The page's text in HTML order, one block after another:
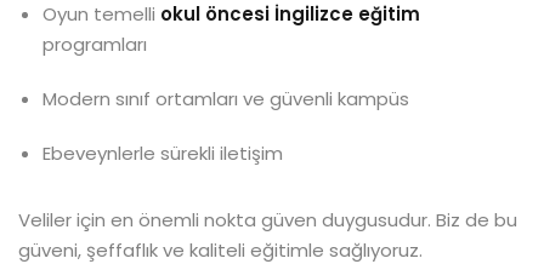
Oyun temelli okul öncesi İngilizce eğitim
programları
Modern sınıf ortamları ve güvenli kampüs
Ebeveynlerle sürekli iletişim
Veliler için en önemli nokta güven duygusudur. Biz de bu
güveni, şeffaflık ve kaliteli eğitimle sağlıyoruz.